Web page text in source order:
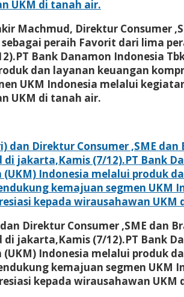
Machmud, Direktur
peraih Favorit dari lima
Bank Danamon Indonesia
dan layanan keuangan
UKM Indonesia melalui
UKM di tanah air.
Direktur Consumer ,SME
di jakarta,Kamis (7/12).PT Bank
Indonesia melalui produk
kemajuan segmen
kepada wirausahawan UKM